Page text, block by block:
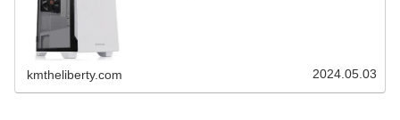
kmtheliberty.com 2024.05.03